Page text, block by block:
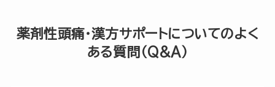
薬剤性頭痛・漢方サポートについてのよく
ある質問（Q&A）